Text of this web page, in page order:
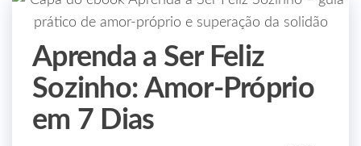
Aprenda a Ser Feliz
Sozinho: Amor-Próprio
em 7 Dias